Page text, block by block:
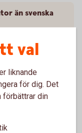
än svenska
Handel och
för Swish
för Swish?
val
liknande
för dig. Det
förbättrar din